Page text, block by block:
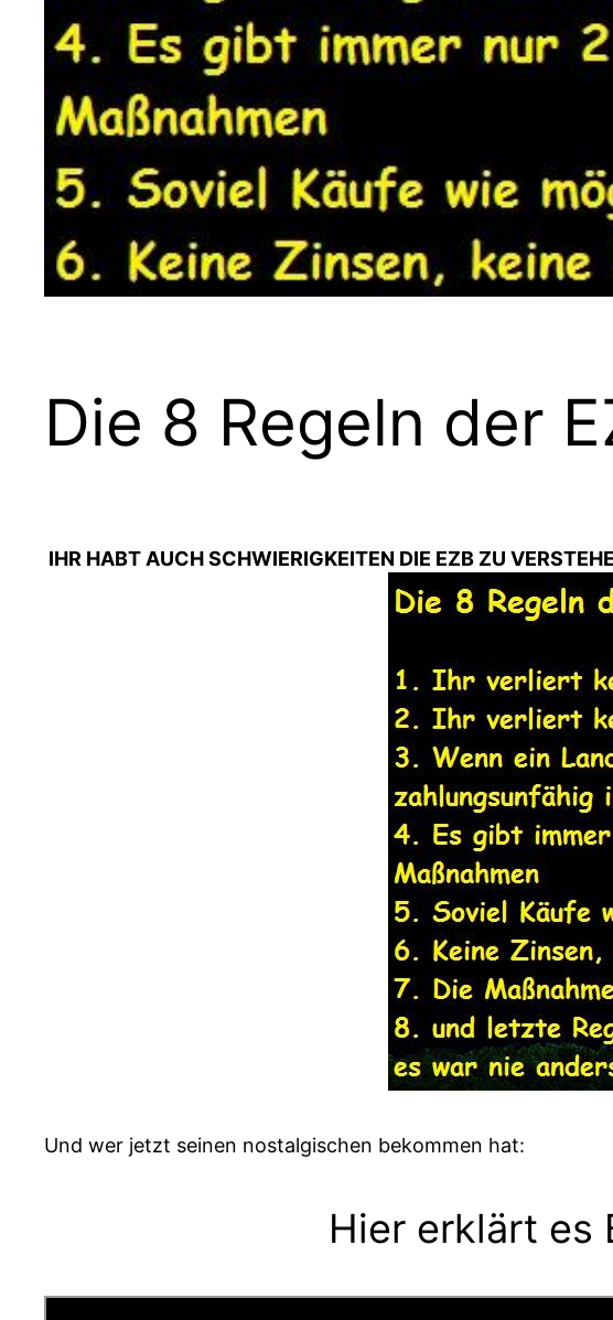
Die 8 Regeln der
IHR HABT AUCH SCHWIERIGKEITEN DIE EZB ZU
Und wer jetzt seinen nostalgischen bekommen hat:
Hier erklärt es